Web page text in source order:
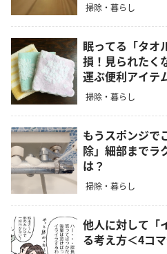
掃除・暮らし
眠ってる「タオ
損！見られたく
運ぶ便利アイテ
掃除・暮らし
もうスポンジで
除」細部までラ
は？
掃除・暮らし
他人に対して「
る考え方＜4コ